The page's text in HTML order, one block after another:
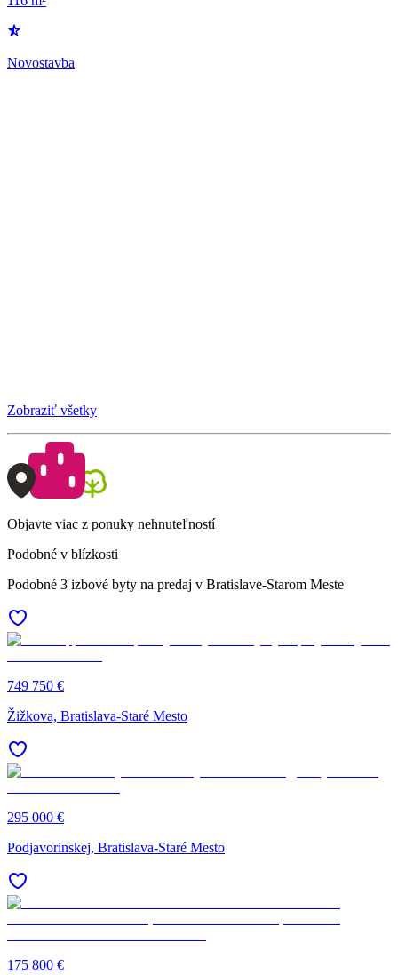
Novostavba
Zobraziť všetky
Objavte viac z ponuky nehnuteľností
Podobné v blízkosti
Podobné 3 izbové byty na predaj v Bratislave-Starom Meste
749 750 €
Žižkova, Bratislava-Staré Mesto
295 000 €
Podjavorinskej, Bratislava-Staré Mesto
175 800 €